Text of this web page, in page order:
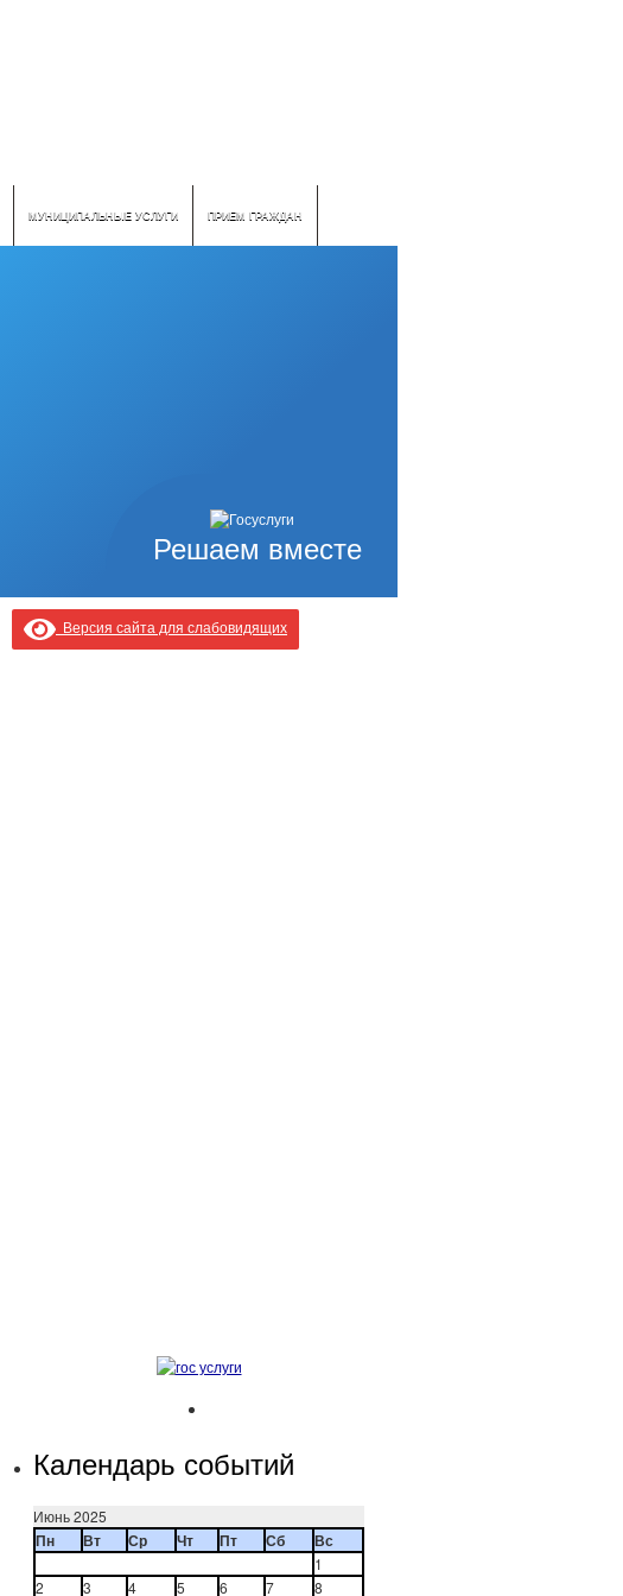
МУНИЦИПАЛЬНЫЕ УСЛУГИ ПРИЕМ ГРАЖДАН
Решаем вместе
Версия сайта для слабовидящих
Календарь событий
Июнь 2025
Пн Вт Ср Чт Пт Сб Вс
1
2
3 4 5 6 7 8